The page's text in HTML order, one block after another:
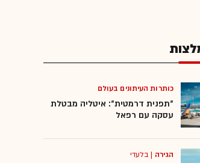
כותרות העיתונים בעולם
"תפנית דרמטית": איטליה מבטלת
עסקה עם רפאל
הגירה |בלעדי